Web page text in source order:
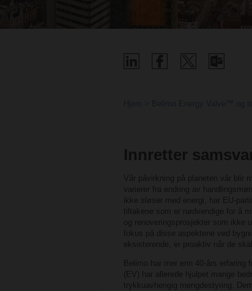
Innretter
Vår påvirkning på planeten vår blir
varierer fra endring av
ikke sløser med energi, har EU-
tiltakene som er nødvendige for å
og renoveringsprosjekter som
fokus på disse aspektene ved
eksisterende, er proaktiv når de
Belimo har mer enn 40-års
(EV) har allerede hjulpet mange
trykkuavhengig mengdestyring.